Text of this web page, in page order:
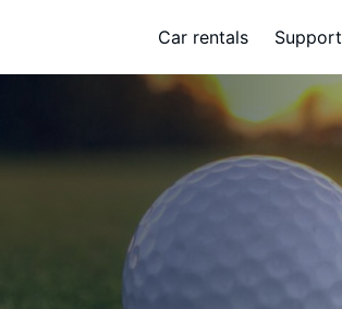
Car rentals Support